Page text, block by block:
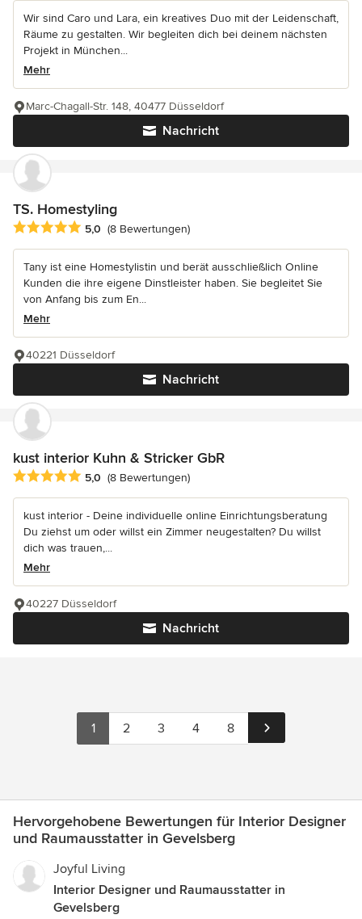
Wir sind Caro und Lara, ein kreatives Duo mit der Leidenschaft,
Räume zu gestalten. Wir begleiten dich bei deinem nächsten
Projekt in München...
Mehr
Nachricht
Marc-Chagall-Str. 148, 40477 Düsseldorf
TS. Homestyling
Durchschnittliche Bewertung: 5 von 5 Sternen
5,0 (8 Bewertungen)
Tany ist eine Homestylistin und berät ausschließlich Online
Kunden die ihre eigene Dinstleister haben. Sie begleitet Sie
von Anfang bis zum En...
Mehr
Nachricht
40221 Düsseldorf
kust interior Kuhn & Stricker GbR
Durchschnittliche Bewertung: 5 von 5 Sternen
5,0 (8 Bewertungen)
kust interior - Deine individuelle online Einrichtungsberatung
Du ziehst um oder willst ein Zimmer neugestalten? Du willst
dich was trauen,...
Mehr
Nachricht
40227 Düsseldorf
1 2 3 4 8
Hervorgehobene Bewertungen für Interior Designer
und Raumausstatter in Gevelsberg
Joyful Living
Interior Designer und Raumausstatter in
Gevelsberg